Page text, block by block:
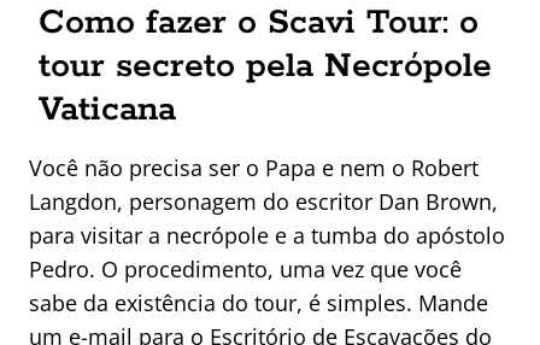
Como fazer o Scavi Tour: o
tour secreto pela Necrópole
Vaticana
Você não precisa ser o Papa e nem o Robert
Langdon, personagem do escritor Dan Brown,
para visitar a necrópole e a tumba do apóstolo
Pedro. O procedimento, uma vez que você
sabe da existência do tour, é simples. Mande
um e-mail para o Escritório de Escavações do